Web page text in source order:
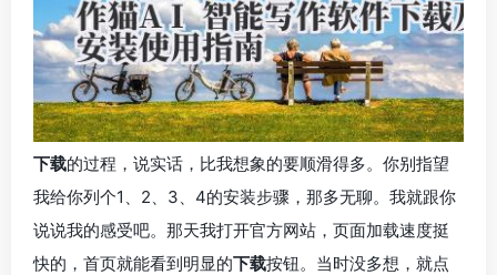
下载的过程，说实话，比我想象的要顺滑得多。你别指望
我给你列个1、2、3、4的安装步骤，那多无聊。我就跟你
说说我的感受吧。那天我打开官方网站，页面加载速度挺
快的，首页就能看到明显的下载按钮。当时没多想，就点